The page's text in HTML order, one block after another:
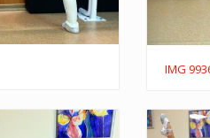
IMG